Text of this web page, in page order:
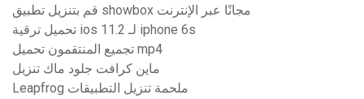
قم بتنزيل تطبيق showbox مجانًا عبر الإنترنت
تحميل ترقية ios 11.2 لـ iphone 6s
تجميع المنتقمون تحميل mp4
ماين كرافت جلود ماك تنزيل
Leapfrog ملحمة تنزيل التطبيقات